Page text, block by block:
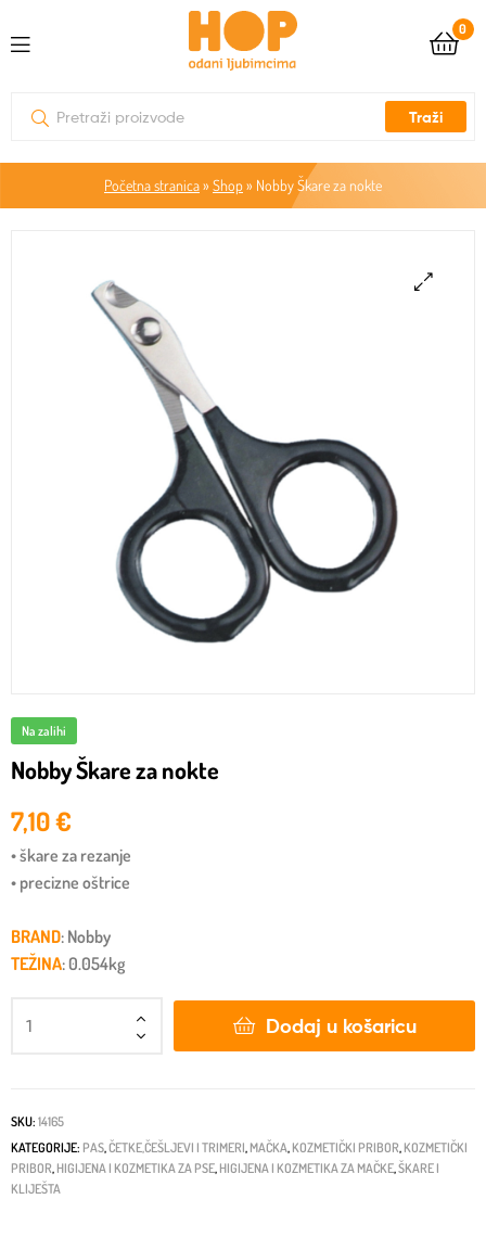
0
Traži
Početna stranica» Shop» Nobby Škare za nokte
Na zalihi
Nobby Škare za nokte
7,10€
• škare za rezanje
• precizne oštrice
BRAND: Nobby
TEŽINA: 0.054kg
Dodaj u košaricu
SKU: 14165
KATEGORIJE: PAS,ČETKE,ČEŠLJEVI I TRIMERI, MAČKA, KOZMETIČKI PRIBOR, KOZMETIČKI
PRIBOR, HIGIJENA I KOZMETIKA ZA PSE, HIGIJENA I KOZMETIKA ZA MAČKE,ŠKARE I
KLIJEŠTA